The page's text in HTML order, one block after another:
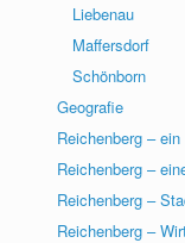
Liebenau
Maffersdorf
Schönborn
Geografie
Reichenberg –
Reichenberg –
Reichenberg –
Reichenberg –